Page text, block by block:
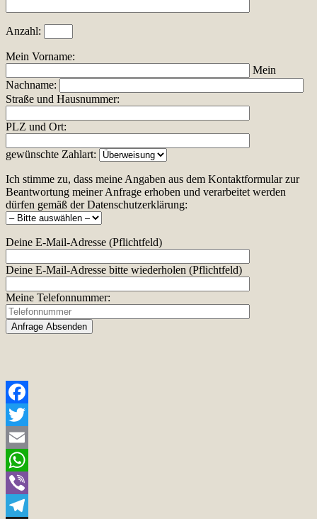
Anzahl:
Mein Vorname:
Mein
Nachname:
Straße und Hausnummer:
PLZ und Ort:
gewünschte Zahlart:
Ich stimme zu, dass meine Angaben aus dem Kontaktformular zur
Beantwortung meiner Anfrage erhoben und verarbeitet werden
dürfen gemäß der Datenschutzerklärung:
Deine E-Mail-Adresse (Pflichtfeld)
Deine E-Mail-Adresse bitte wiederholen (Pflichtfeld)
Meine Telefonnummer:
Facebook
Twitter
Email
WhatsApp
Viber